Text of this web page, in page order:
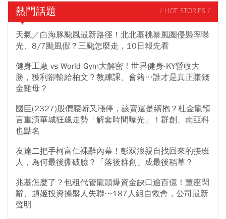
熱門話題 / HOT STORIES /
天氣／白海豚颱風最新路徑！北北基桃暴風圈侵襲率曝
光、8/7颱風假？三颱怎麼走，10日報先看
健身工廠 vs World Gym大解密！世界健身-KY營收大
勝，獲利卻輸給柏文？教練課、會籍…誰才是真正賺錢
金雞母？
國巨(2327)股價腰斬又漲停，該賣還是續抱？杜金龍預
言重演華城狂飆走勢「解套時間曝光」！群創、南亞科
也點名
友達二把手柯富仁裸辭內幕！彭双浪親自找回來的接班
人，為何最後撕破臉？「落後群創」成最後稻草？
兆基怎麼了？包租代管龍頭爆資金缺口逾百億！董座閃
辭、趙姬投資操盤人失聯…187人組自救會，公司最新
聲明